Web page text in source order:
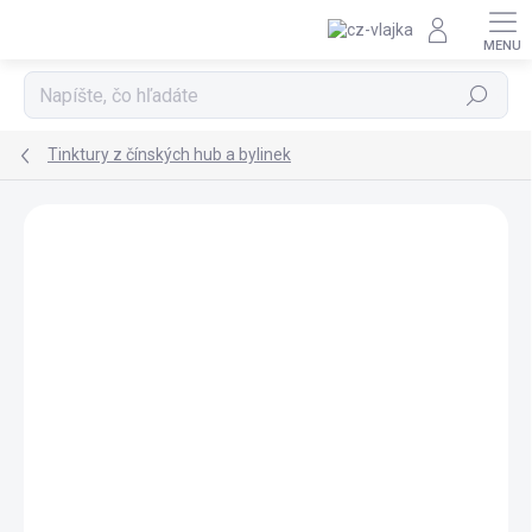
Hľadať
Tinktury z čínských hub a bylinek